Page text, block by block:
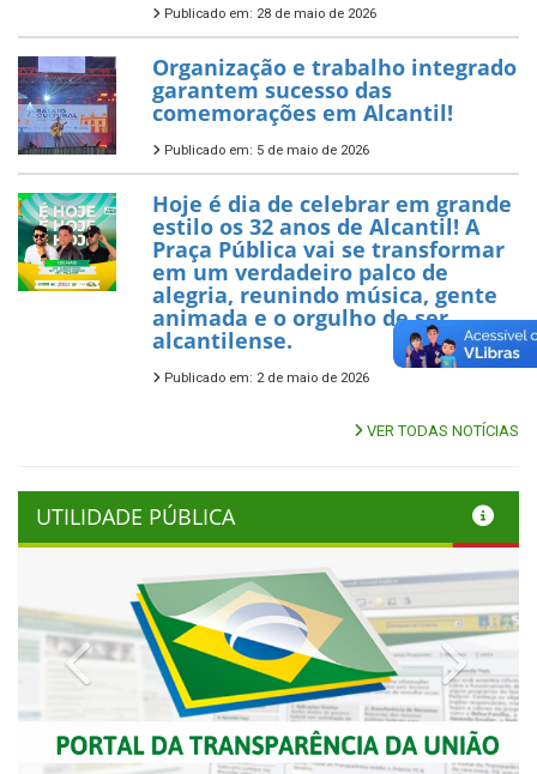
Publicado em: 28 de maio de 2026
Organização e trabalho integrado
garantem sucesso das
comemorações em Alcantil!
Publicado em: 5 de maio de 2026
Hoje é dia de celebrar em grande
estilo os 32 anos de Alcantil! A
Praça Pública vai se transformar
em um verdadeiro palco de
alegria, reunindo música, gente
animada e o orgulho de ser
alcantilense.
Publicado em: 2 de maio de 2026
VER TODAS NOTÍCIAS
UTILIDADE PÚBLICA
Previous Next